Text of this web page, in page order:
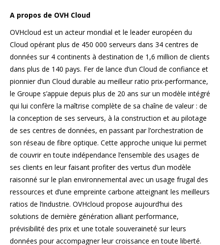
A propos de OVH Cloud
OVHcloud est un acteur mondial et le leader européen du
Cloud opérant plus de 450 000 serveurs dans 34 centres de
données sur 4 continents à destination de 1,6 million de clients
dans plus de 140 pays. Fer de lance d’un Cloud de confiance et
pionnier d’un Cloud durable au meilleur ratio prix-performance,
le Groupe s’appuie depuis plus de 20 ans sur un modèle intégré
qui lui confère la maîtrise complète de sa chaîne de valeur : de
la conception de ses serveurs, à la construction et au pilotage
de ses centres de données, en passant par l’orchestration de
son réseau de fibre optique. Cette approche unique lui permet
de couvrir en toute indépendance l’ensemble des usages de
ses clients en leur faisant profiter des vertus d’un modèle
raisonné sur le plan environnemental avec un usage frugal des
ressources et d’une empreinte carbone atteignant les meilleurs
ratios de l’industrie. OVHcloud propose aujourd’hui des
solutions de dernière génération alliant performance,
prévisibilité des prix et une totale souveraineté sur leurs
données pour accompagner leur croissance en toute liberté.